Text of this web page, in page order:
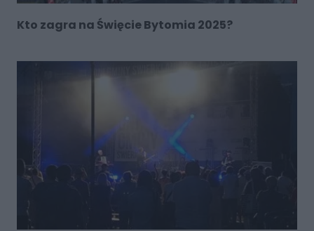
Kto zagra na Święcie Bytomia 2025?